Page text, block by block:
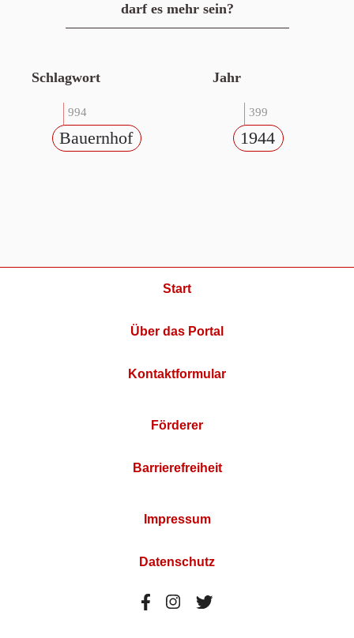
darf es mehr sein?
Schlagwort
994
Bauernhof
Jahr
399
1944
Start
Über das Portal
Kontaktformular
Förderer
Barrierefreiheit
Impressum
Datenschutz